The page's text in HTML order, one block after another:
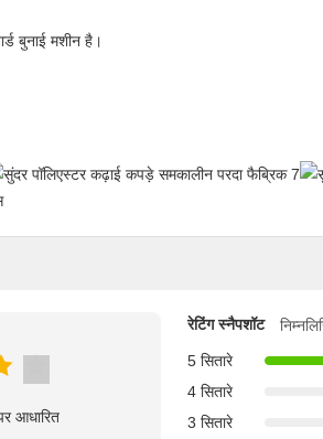
बुनाई मशीन है।
आधारित
रेटिंग स्नैपशॉट
5 सितारे
4 सितारे
3 सितारे